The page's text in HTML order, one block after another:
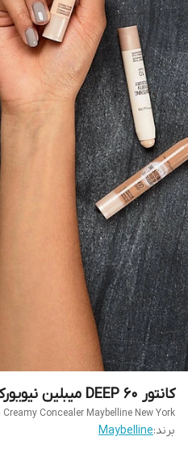
کانتور 60 DEEP میبلین نیویورک
Concealer Maybelline New York
برند:Maybelline